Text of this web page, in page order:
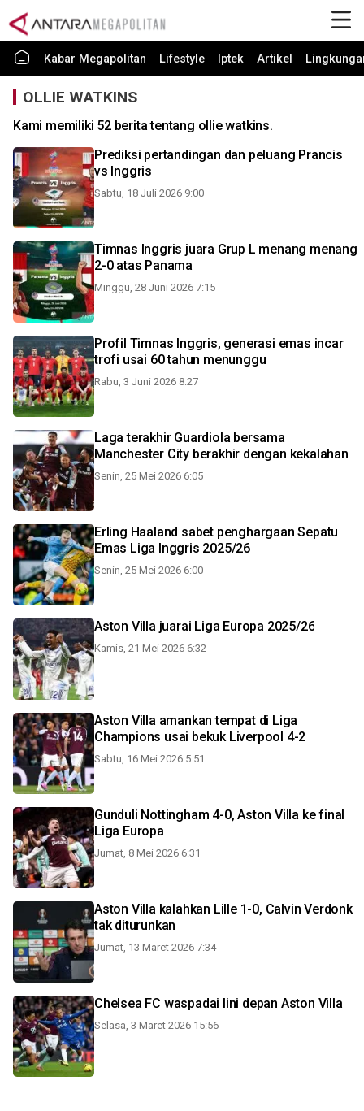
Kabar Megapolitan Lifestyle Iptek Artikel
OLLIE WATKINS
Kami memiliki 52 berita tentang ollie watkins.
Prediksi pertandingan dan peluang Prancis
vs Inggris
Sabtu, 18 Juli 2026 9:00
Timnas Inggris juara Grup L menang menang
2-0 atas Panama
Minggu, 28 Juni 2026 7:15
Profil Timnas Inggris, generasi emas incar
trofi usai 60 tahun menunggu
Rabu, 3 Juni 2026 8:27
Laga terakhir Guardiola bersama
Manchester City berakhir dengan kekalahan
Senin, 25 Mei 2026 6:05
Erling Haaland sabet penghargaan Sepatu
Emas Liga Inggris 2025/26
Senin, 25 Mei 2026 6:00
Aston Villa juarai Liga Europa 2025/26
Kamis, 21 Mei 2026 6:32
Aston Villa amankan tempat di Liga
Champions usai bekuk Liverpool 4-2
Sabtu, 16 Mei 2026 5:51
Gunduli Nottingham 4-0, Aston Villa ke final
Liga Europa
Jumat, 8 Mei 2026 6:31
Aston Villa kalahkan Lille 1-0, Calvin Verdonk
tak diturunkan
Jumat, 13 Maret 2026 7:34
Chelsea FC waspadai lini depan Aston Villa
Selasa, 3 Maret 2026 15:56